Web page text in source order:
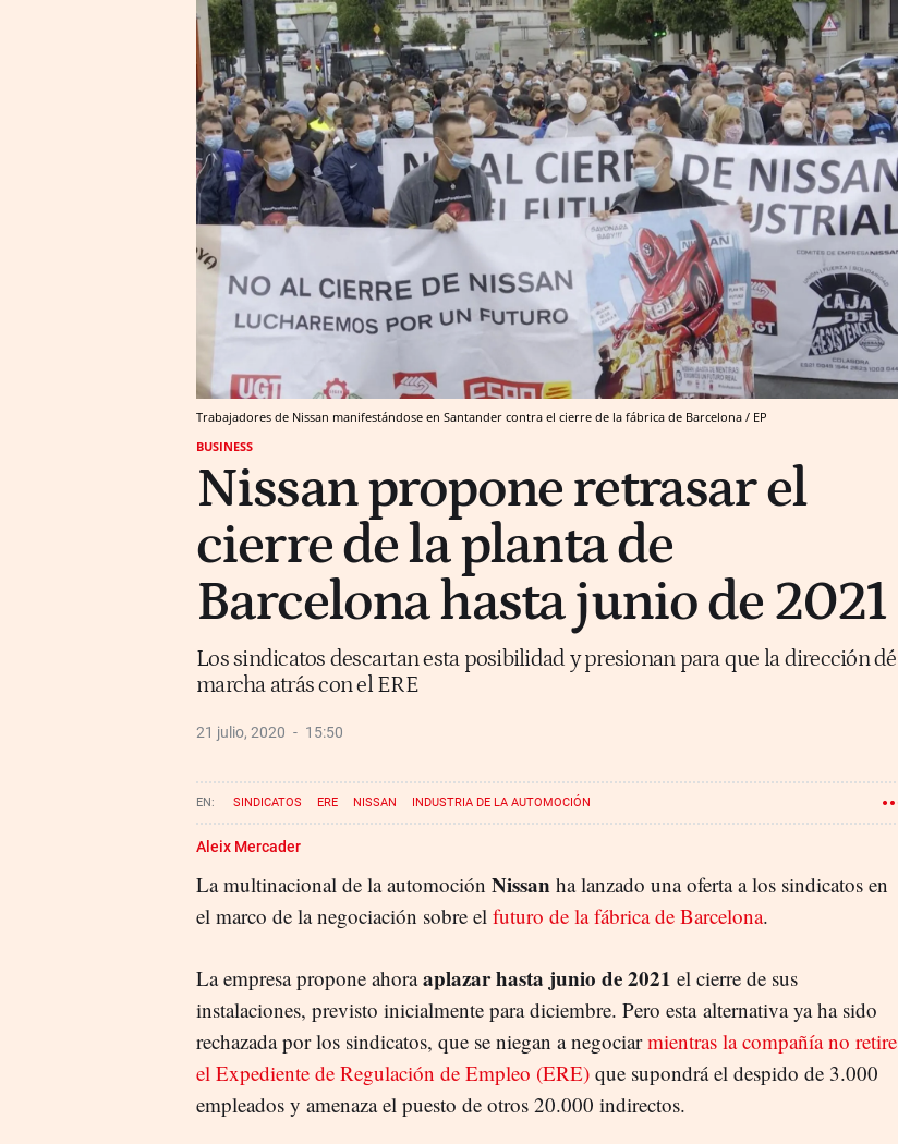
Trabajadores de Nissan manifestándose en Santander contra el cierre de la fábrica de Barcelona / EP
BUSINESS
Nissan propone retrasar el
cierre de la planta de
Barcelona hasta junio de 2021
Los sindicatos descartan esta posibilidad y presionan para que la dirección dé
marcha atrás con el ERE
21 julio, 2020 15:50
SINDICATOS ERE NISSAN INDUSTRIA DE LA AUTOMOCIÓN
Aleix Mercader
La multinacional de la automoción Nissan ha lanzado una oferta a los sindicatos en
el marco de la negociación sobre el futuro de la fábrica de Barcelona.
La empresa propone ahoraaplazar hasta junio de 2021 el cierre de sus
instalaciones, previsto inicialmente para diciembre. Pero esta alternativa ya ha sido
rechazada por los sindicatos, que se niegan a negociarmientras la compañía no retire
el Expediente de Regulación de Empleo (ERE) que supondrá el despido de 3.000
empleados y amenaza el puesto de otros 20.000 indirectos.